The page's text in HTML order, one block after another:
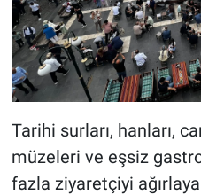
Tarihi surları, hanları,
müzeleri ve eşsiz
fazla ziyaretçiyi